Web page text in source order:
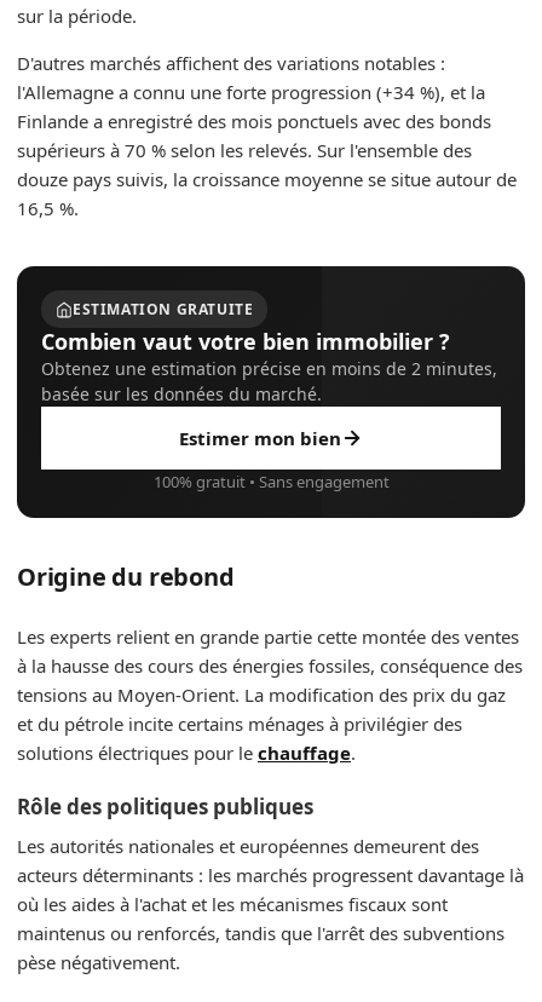
sur la période.
D'autres marchés affichent des variations notables :
l'Allemagne a connu une forte progression (+34 %), et la
Finlande a enregistré des mois ponctuels avec des bonds
supérieurs à 70 % selon les relevés. Sur l'ensemble des
douze pays suivis, la croissance moyenne se situe autour de
16,5 %.
ESTIMATION GRATUITE
Combien vaut votre bien immobilier ?
Obtenez une estimation précise en moins de 2 minutes,
basée sur les données du marché.
Estimer mon bien
100% gratuit • Sans engagement
Origine du rebond
Les experts relient en grande partie cette montée des ventes
à la hausse des cours des énergies fossiles, conséquence des
tensions au Moyen-Orient. La modification des prix du gaz
et du pétrole incite certains ménages à privilégier des
solutions électriques pour le chauffage.
Rôle des politiques publiques
Les autorités nationales et européennes demeurent des
acteurs déterminants : les marchés progressent davantage là
où les aides à l'achat et les mécanismes fiscaux sont
maintenus ou renforcés, tandis que l'arrêt des subventions
pèse négativement.